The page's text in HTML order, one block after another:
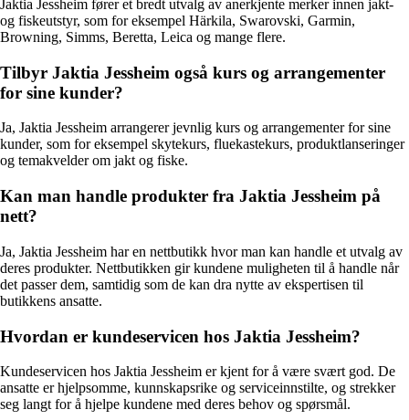
Jaktia Jessheim fører et bredt utvalg av anerkjente merker innen jakt-
og fiskeutstyr, som for eksempel Härkila, Swarovski, Garmin,
Browning, Simms, Beretta, Leica og mange flere.
Tilbyr Jaktia Jessheim også kurs og arrangementer
for sine kunder?
Ja, Jaktia Jessheim arrangerer jevnlig kurs og arrangementer for sine
kunder, som for eksempel skytekurs, fluekastekurs, produktlanseringer
og temakvelder om jakt og fiske.
Kan man handle produkter fra Jaktia Jessheim på
nett?
Ja, Jaktia Jessheim har en nettbutikk hvor man kan handle et utvalg av
deres produkter. Nettbutikken gir kundene muligheten til å handle når
det passer dem, samtidig som de kan dra nytte av ekspertisen til
butikkens ansatte.
Hvordan er kundeservicen hos Jaktia Jessheim?
Kundeservicen hos Jaktia Jessheim er kjent for å være svært god. De
ansatte er hjelpsomme, kunnskapsrike og serviceinnstilte, og strekker
seg langt for å hjelpe kundene med deres behov og spørsmål.